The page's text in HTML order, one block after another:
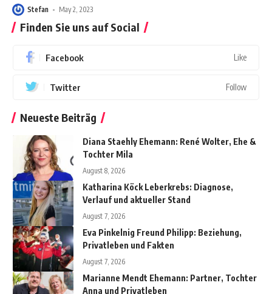
Stefan May 2, 2023
Finden Sie uns auf Social
Facebook Like
Twitter Follow
Neueste Beiträg
Diana Staehly Ehemann: René Wolter, Ehe &
Tochter Mila
August 8, 2026
Katharina Köck Leberkrebs: Diagnose,
Verlauf und aktueller Stand
August 7, 2026
Eva Pinkelnig Freund Philipp: Beziehung,
Privatleben und Fakten
August 7, 2026
Marianne Mendt Ehemann: Partner, Tochter
Anna und Privatleben